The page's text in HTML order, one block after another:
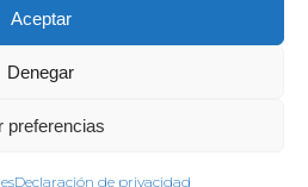
Aceptar
Denegar
preferencias
Declaración de privacidad
privacidadPolítica de cookies